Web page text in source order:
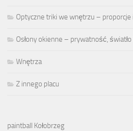
Optyczne triki we wnętrzu – proporcje
Osłony okienne – prywatność,
Wnętrza
Z innego placu
paintball Kołobrzeg